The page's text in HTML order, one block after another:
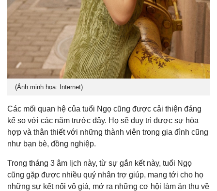
(Ảnh minh họa: Internet)
Các mối quan hệ của tuổi Ngọ cũng được cải thiện đáng
kể so với các năm trước đây. Họ sẽ duy trì được sự hòa
hợp và thân thiết với những thành viên trong gia đình cũng
như bạn bè, đồng nghiệp.
Trong tháng 3 âm lịch này, từ sự gắn kết này, tuổi Ngọ
cũng gặp được nhiều quý nhân trợ giúp, mang tới cho họ
những sự kết nối vô giá, mở ra những cơ hội làm ăn thu về